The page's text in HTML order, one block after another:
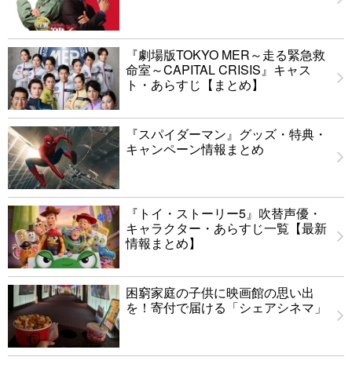
『劇場版TOKYO MER～走る緊急救
命室～CAPITAL CRISIS』キャス
ト・あらすじ【まとめ】
『スパイダーマン』グッズ・特典・
キャンペーン情報まとめ
『トイ・ストーリー5』吹替声優・
キャラクター・あらすじ一覧【最新
情報まとめ】
困窮家庭の子供に映画館の思い出
を！寄付で届ける「シェアシネマ」